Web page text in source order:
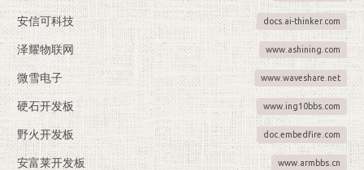
安信可科技 docs.ai-thinker.com
泽耀物联网 www.ashining.com
微雪电子 www.waveshare.net
硬石开发板 www.ing10bbs.com
野火开发板 doc.embedfire.com
安富莱开发板 www.armbbs.cn